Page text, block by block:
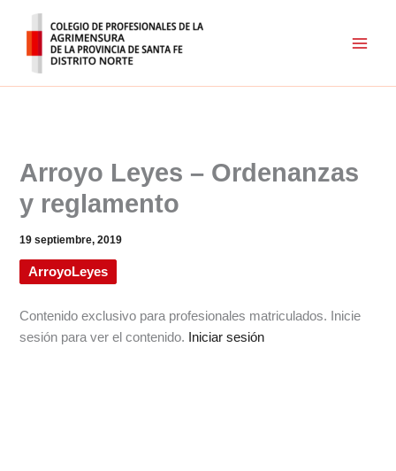
contenido
Arroyo Leyes – Ordenanzas
y reglamento
19 septiembre, 2019
ArroyoLeyes
Contenido exclusivo para profesionales matriculados. Inicie
sesión para ver el contenido.
Iniciar sesión